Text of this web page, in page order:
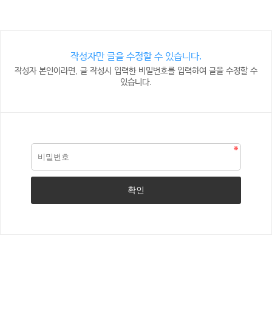
작성자만 글을 수정할 수 있습니다.
작성자 본인이라면, 글 작성시 입력한 비밀번호를 입력하여 글을 수정할 수
있습니다.